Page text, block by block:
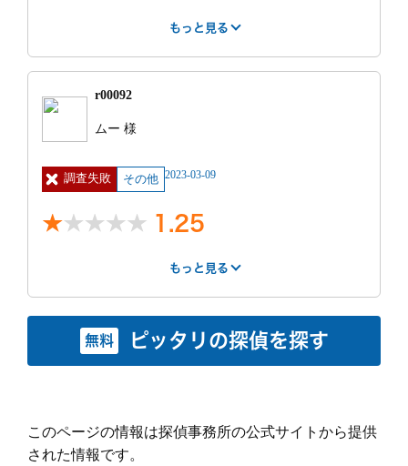
達成されたものもあるが、そもそも、車で会うことが
多いので、車を何も無いところに停めるので車内での
達成されたものもあるが、そもそも、車で会うことが
不貞はとれないことが多々あった。
事務所には私は行っていません。初めの相談も、報告
の点は良かったです。
れも良かったです。
どの程度が標準なのか不明です。
ら相談をするところです。
探偵期間終了以降、報告書は10日前後と言われていま
日後に私が探偵へメールで連絡したところ、すぐに折
れました。(探偵期間終了から1ヶ月以上先になると。)
私がムッとしたところ、数日後に再度連絡すると。
私へ報告する事が出来ると。
融通がきくなら初めからそうして欲しいです。こっち
は何百万も支払ってるのに、無駄に1ヶ月も待たされ
依頼前の印象
事務所には私は行っていません。初めの相談も、報告
も私の都合に合わせて県南まで来てくれました。ここ
料金は初めに説明された額をそのまま支払ったので、
どの程度が標準なのか不明です。
1 1 1
検索
で何度でも調査
するとのこと
で、パック料金
として
積もりでした。
しまったので、
すみません。
との比較
依頼前の印象
気持ちも聞かずに「離婚しちゃったほうがいいんじゃ
ないですか？」と言われました。当時は混乱していた
もっと見る
r00092
ムー 様
調査失敗 その他 2023-03-09
1.25
2 1 1 1
代
調査時間
聞き取り調査3
もっと見る
無料 ピッタリの探偵を探す
このページの情報は探偵事務所の公式サイトから提供
された情報です。